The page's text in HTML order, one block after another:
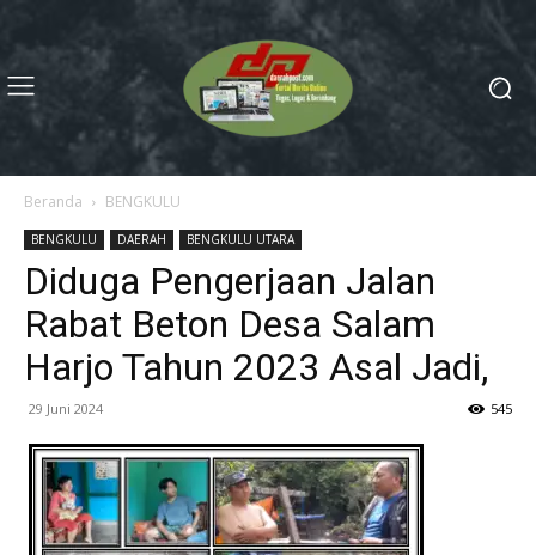
Beranda BENGKULU
BENGKULU DAERAH BENGKULU UTARA
Diduga Pengerjaan Jalan
Rabat Beton Desa Salam
Harjo Tahun 2023 Asal Jadi,
29 Juni 2024 545